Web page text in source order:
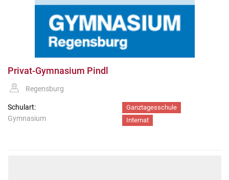
Privat-Gymnasium Pindl
Regensburg
Schulart:
Gymnasium
Ganztagesschule
Internat